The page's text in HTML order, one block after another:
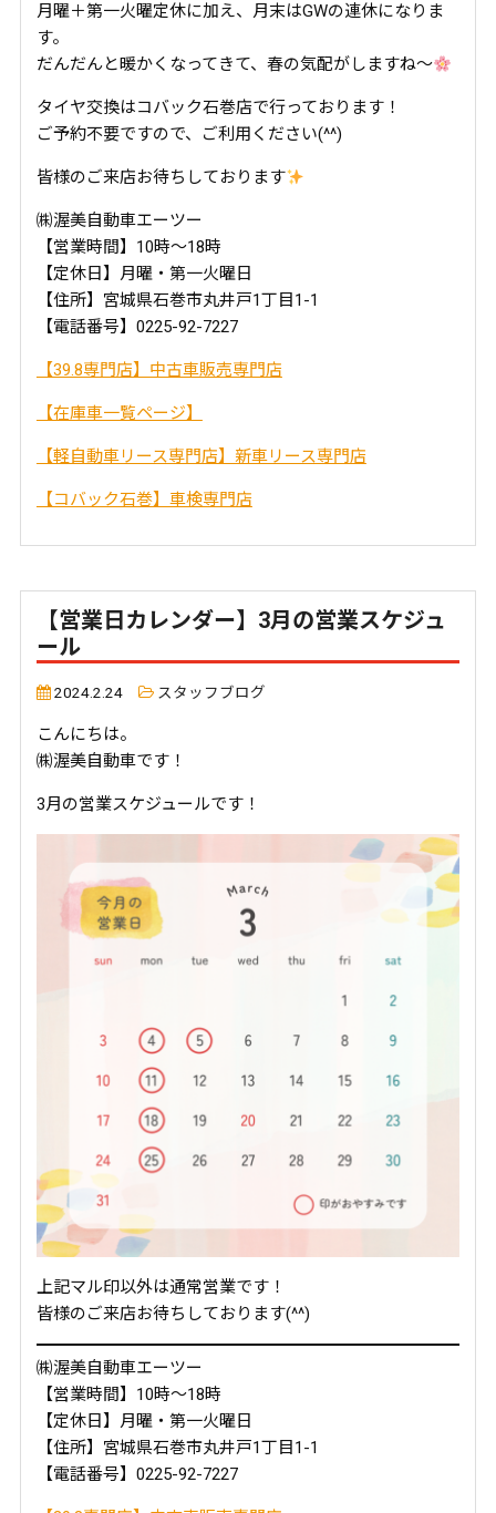
月曜＋第一火曜定休に加え、月末はGWの連休になりま
す。
だんだんと暖かくなってきて、春の気配がしますね～
タイヤ交換はコバック石巻店で行っております！
ご予約不要ですので、ご利用ください(^^)
皆様のご来店お待ちしております
㈱渥美自動車エーツー
【営業時間】10時～18時
【定休日】月曜・第一火曜日
【住所】宮城県石巻市丸井戸1丁目1-1
【電話番号】0225-92-7227
【39.8専門店】中古車販売専門店
【在庫車一覧ページ】
【軽自動車リース専門店】新車リース専門店
【コバック石巻】車検専門店
【営業日カレンダー】3月の営業スケジュ
ール
2024.2.24 スタッフブログ
こんにちは。
㈱渥美自動車です！
3月の営業スケジュールです！
上記マル印以外は通常営業です！
皆様のご来店お待ちしております(^^)
㈱渥美自動車エーツー
【営業時間】10時～18時
【定休日】月曜・第一火曜日
【住所】宮城県石巻市丸井戸1丁目1-1
【電話番号】0225-92-7227